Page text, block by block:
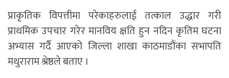
प्राकृतिक विपत्तीमा परेकाहरुलाई तत्काल उद्धार गरी
प्राथमिक उपचार गरेर मानविय क्षति हुन नदिन कृतिम घटना
अभ्यास गर्दै आएको जिल्ला शाखा काठमाडौंका सभापति
मथुराराम श्रेष्ठले बताए ।